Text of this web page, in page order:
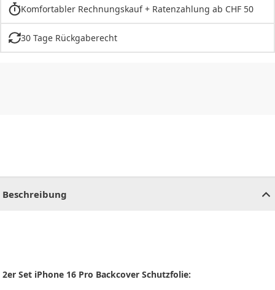
Komfortabler Rechnungskauf + Ratenzahlung ab CHF 50
30 Tage Rückgaberecht
Beschreibung
2er Set iPhone 16 Pro Backcover Schutzfolie: